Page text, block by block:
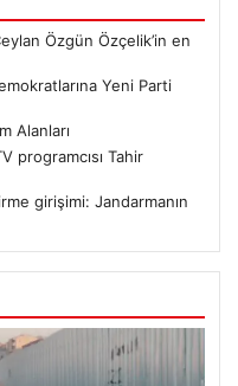
Özgün Özçelik’in en
Yeni Parti
Alanları
programcısı Tahir
girişimi: Jandarmanın